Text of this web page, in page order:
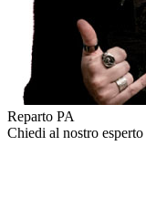
Reparto PA
Chiedi al nostro esperto